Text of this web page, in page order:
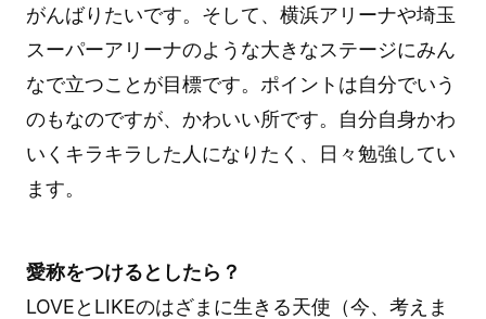
がんばりたいです。そして、横浜アリーナや埼玉
スーパーアリーナのような大きなステージにみん
なで立つことが目標です。ポイントは自分でいう
のもなのですが、かわいい所です。自分自身かわ
いくキラキラした人になりたく、日々勉強してい
ます。
愛称をつけるとしたら？
LOVEとLIKEのはざまに生きる天使（今、考えま